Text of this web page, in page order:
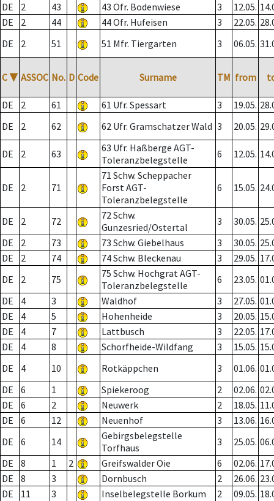
DE
2 43 43 Ofr. Bodenwiese 3 12.05.
DE
2 44 44 Ofr. Hufeisen 3 22.05.
DE
2 51 51 Mfr. Tiergarten 3 06.05.
C ▼ ASSOC No. D Code Surname TM from
DE 2 61 61 Ufr. Spessart 3 19.05.
DE
2 62 62 Ufr. Gramschatzer Wald 3 20.05.
DE 2 63
63 Ufr. Haßberge AGT-
Toleranzbelegstelle
6 12.05.
DE 2 71
71 Schw. Scheppacher
Forst AGT-
Toleranzbelegstelle
6 15.05.
DE 2 72
72 Schw.
Gunzesried/Ostertal
3 30.05.
DE
2 73 73 Schw. Giebelhaus 3 30.05.
DE
2 74 74 Schw. Bleckenau 3 29.05.
DE
2 75
75 Schw. Hochgrat AGT-
Toleranzbelegstelle
6 23.05.
DE
4 3 Waldhof 3 27.05.
DE
4 5 Hohenheide 3 20.05.
DE
4 7 Lattbusch 3 22.05.
DE
4 8 Schorfheide-Wildfang 3 15.05.
DE
4 10 Rotkäppchen 3 01.06.
DE
6 1 Spiekeroog 2 02.06.
DE
6 2 Neuwerk 2 18.05.
DE
6 12 Neuenhof 3 13.06.
DE
6 14
Gebirgsbelegstelle
Torfhaus
3 25.05.
DE
8 1 2 Greifswalder Oie 6 02.06.
DE
8 3 Dornbusch 2 26.06.
DE
11 3 Inselbelegstelle Borkum 2 09.05.